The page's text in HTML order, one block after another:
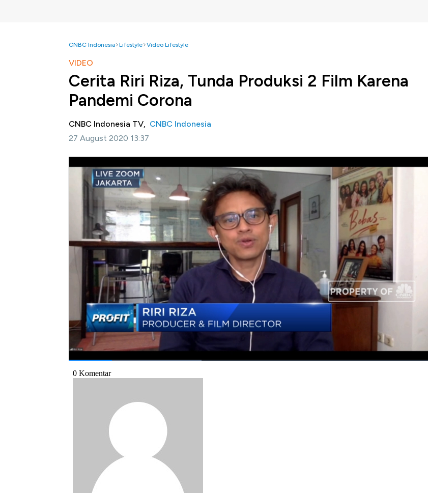
CNBC Indonesia Lifestyle Video Lifestyle
VIDEO
Cerita Riri Riza, Tunda Produksi 2 Film Karena
Pandemi Corona
CNBC Indonesia TV, CNBC Indonesia
27 August 2020 13:37
sebagai langkah awal kembali bergeraknya ekonomi film Industri film, mengingat selama pandemi,
produksi film tanah air menjadi tertunda termasuk timnya yang harus menahan produksi 2 film
terbaru.
Seperti apa dampak pandemic bagi industri film? Dan bagaimana pandangan sineas terhadap rencana
pembukaan bioskop? Selengkapnya saksikan dialog Daniel Wiguna dengan Produser & Film Director,
Riri Riza dalam Profit,CNBCIndonesia (Kamis, 27/08/2020).
#riri riza #pandemi #film #industri film #covid-19 #bioskop